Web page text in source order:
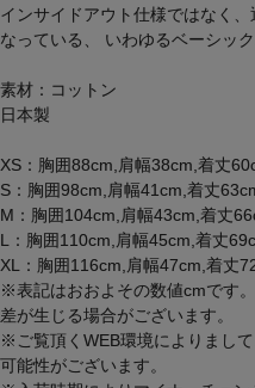
インサイドアウト仕様ではなく
なっている、 いわゆるベーシッ
素材：コットン
日本製
XS：胸囲88cm,肩幅38cm,着丈
S：胸囲98cm,肩幅41cm,着丈
M：胸囲104cm,肩幅43cm,着丈
L：胸囲110cm,肩幅45cm,着丈
XL：胸囲116cm,肩幅47cm,着丈
※表記はおおよその数値cmです
差が生じる場合がございます。
※ご覧頂くWEB環境によりまし
可能性がございます。